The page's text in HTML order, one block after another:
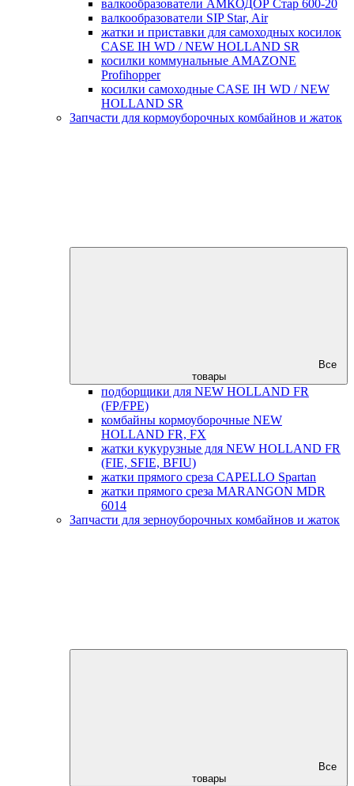
валкообразователи АМКОДОР Стар 600-20
валкообразователи SIP Star, Air
жатки и приставки для самоходных косилок
CASE IH WD / NEW HOLLAND SR
косилки коммунальные AMAZONE
Profihopper
косилки самоходные CASE IH WD / NEW
HOLLAND SR
Запчасти для кормоуборочных комбайнов и жаток
Все
товары
подборщики для NEW HOLLAND FR
(FP/FPE)
комбайны кормоуборочные NEW
HOLLAND FR, FX
жатки кукурузные для NEW HOLLAND FR
(FIE, SFIE, BFIU)
жатки прямого среза CAPELLO Spartan
жатки прямого среза MARANGON MDR
6014
Запчасти для зерноуборочных комбайнов и жаток
Все
товары